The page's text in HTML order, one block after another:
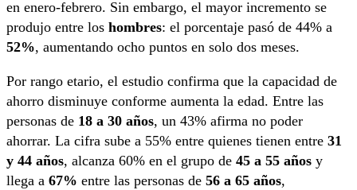
en enero-febrero. Sin embargo, el mayor incremento se
produjo entre los hombres: el porcentaje pasó de 44% a
52%, aumentando ocho puntos en solo dos meses.
Por rango etario, el estudio confirma que la capacidad de
ahorro disminuye conforme aumenta la edad. Entre las
personas de 18 a 30 años, un 43% afirma no poder
ahorrar. La cifra sube a 55% entre quienes tienen entre 31
y 44 años, alcanza 60% en el grupo de 45 a 55 años y
llega a 67% entre las personas de 56 a 65 años,